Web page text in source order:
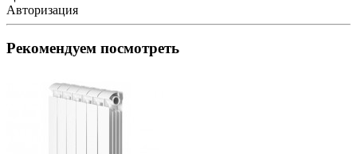
Авторизация
Рекомендуем посмотреть